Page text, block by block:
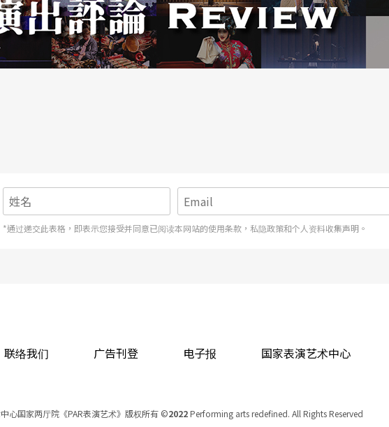
*通过递交此表格，即表示您接受并同意已阅读本网站的使用条款，私隐政策和个人资料收集声明。
联络我们 广告刊登 电子报 国家表演艺术中心
心国家两厅院《PAR表演艺术》版权所有 ©2022Performing arts redefined. All Rights Reserved